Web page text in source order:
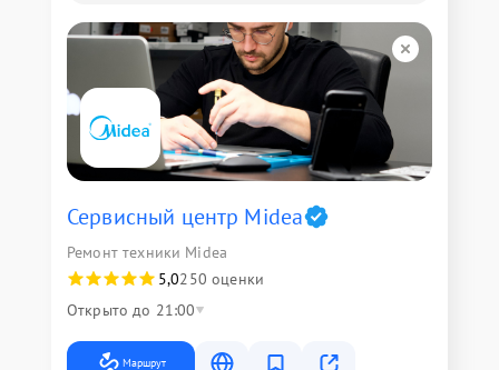
Сервисный центр Midea
Ремонт техники Midea
5,0250 оценки
Открыто до 21:00
Маршрут